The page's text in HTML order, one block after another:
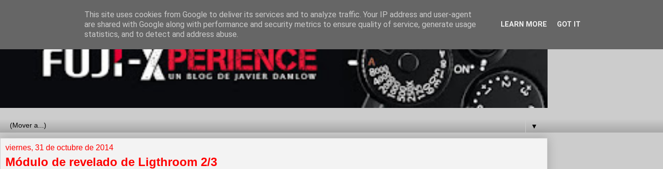
▼
viernes, 31 de octubre de 2014
Módulo de revelado de Ligthroom 2/3
This site uses cookies from Google to deliver its services and to analyze traffic. Your IP address and user-agent
are shared with Google along with performance and security metrics to ensure quality of service, generate usage
statistics, and to detect and address abuse.
LEARN MORE GOT IT